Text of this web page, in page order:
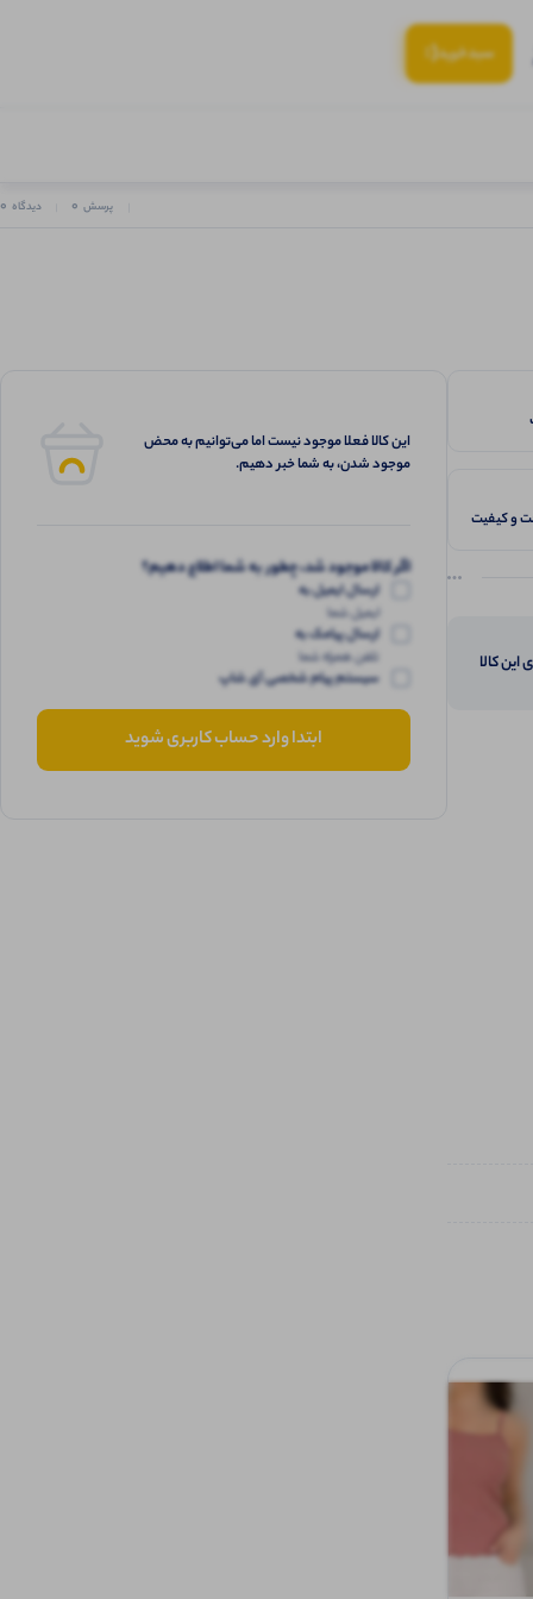
سبد‌خرید(:
پرسش 0 دیدگاه 0
و کیفیت
این کالا
این کالا فعلا موجود نیست اما می‌توانیم به محض
موجود شدن، به شما خبر دهیم.
اگر کالا موجود شد، چطور به شما اطلاع دهیم؟
ارسال ایمیل به
ایمیل شما
ارسال پیامک به
تلفن همراه شما
سیستم پیام شخصی آی شاپ
ابتدا وارد حساب کاربری شوید